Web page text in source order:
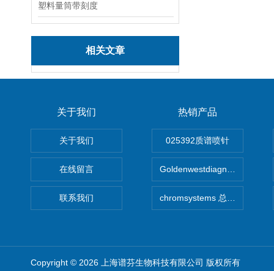
塑料量筒带刻度
相关文章
关于我们
关于我们
在线留言
联系我们
热销产品
025392质谱喷针
Goldenwestdiagnostics总代
chromsystems 总代理
Copyright © 2026 上海谱芬生物科技有限公司 版权所有